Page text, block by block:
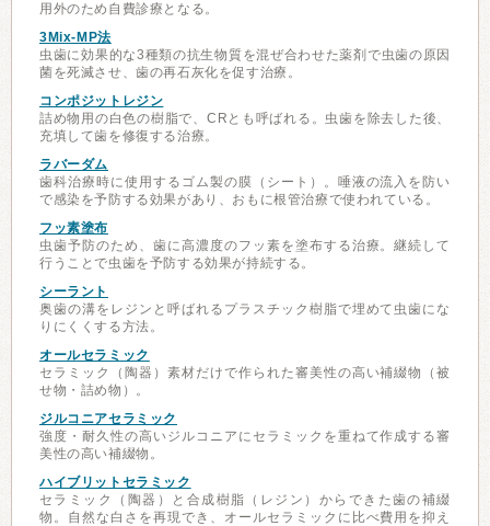
用外のため自費診療となる。
3Mix-MP法
虫歯に効果的な3種類の抗生物質を混ぜ合わせた薬剤で虫歯の原因
菌を死滅させ、歯の再石灰化を促す治療。
コンポジットレジン
詰め物用の白色の樹脂で、CRとも呼ばれる。虫歯を除去した後、
充填して歯を修復する治療。
ラバーダム
歯科治療時に使用するゴム製の膜（シート）。唾液の流入を防い
で感染を予防する効果があり、おもに根管治療で使われている。
フッ素塗布
虫歯予防のため、歯に高濃度のフッ素を塗布する治療。継続して
行うことで虫歯を予防する効果が持続する。
シーラント
奥歯の溝をレジンと呼ばれるプラスチック樹脂で埋めて虫歯にな
りにくくする方法。
オールセラミック
セラミック（陶器）素材だけで作られた審美性の高い補綴物（被
せ物・詰め物）。
ジルコニアセラミック
強度・耐久性の高いジルコニアにセラミックを重ねて作成する審
美性の高い補綴物。
ハイブリットセラミック
セラミック（陶器）と合成樹脂（レジン）からできた歯の補綴
物。自然な白さを再現でき、オールセラミックに比べ費用を抑え